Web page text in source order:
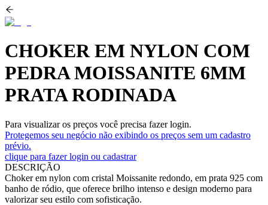
CHOKER EM NYLON COM
PEDRA MOISSANITE 6MM
PRATA RODINADA
Para visualizar os preços você precisa fazer login.
Protegemos seu negócio não exibindo os preços sem um cadastro
prévio.
clique para fazer login ou cadastrar
DESCRIÇÃO
Choker em nylon com cristal Moissanite redondo, em prata 925 com
banho de ródio, que oferece brilho intenso e design moderno para
valorizar seu estilo com sofisticação.